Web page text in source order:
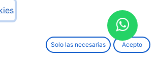
AL CARRITO
Solo las necesarias Acepto